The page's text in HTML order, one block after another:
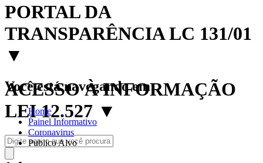
PORTAL DA
TRANSPARÊNCIA LC 131/01
▼
ACESSO À INFORMAÇÃO
LEI 12.527 ▼
Você está navegando em:
Home
Painel Informativo
Coronavirus
Publico Alvo